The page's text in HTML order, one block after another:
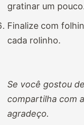
gratinar um
Finalize com
cada rolinho.
Se você gostou
compartilha com
agradeço.